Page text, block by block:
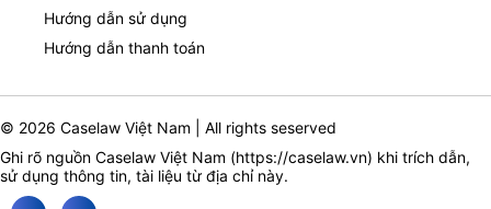
Hướng dẫn sử dụng
Hướng dẫn thanh toán
© 2026 Caselaw Việt Nam | All rights seserved
Ghi rõ nguồn Caselaw Việt Nam (https://caselaw.vn) khi trích dẫn,
sử dụng thông tin, tài liệu từ địa chỉ này.